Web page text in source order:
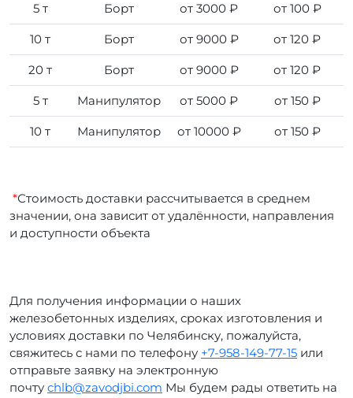
5 т Борт от 3000 ₽ от 100 ₽
10 т Борт от 9000 ₽ от 120 ₽
20 т Борт от 9000 ₽ от 120 ₽
5 т Манипулятор от 5000 ₽ от 150 ₽
10 т Манипулятор от 10000 ₽ от 150 ₽
*Стоимость доставки рассчитывается в среднем
значении, она зависит от удалённости, направления
и доступности объекта
Для получения информации о наших
железобетонных изделиях, сроках изготовления и
условиях доставки по Челябинску, пожалуйста,
свяжитесь с нами по телефону +7-958-149-77-15 или
отправьте заявку на электронную
почту chlb@zavodjbi.com Мы будем рады ответить на